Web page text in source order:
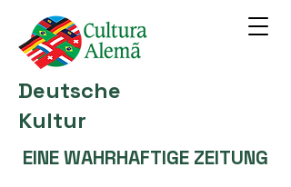
Deutsche
Kultur
EINE WAHRHAFTIGE ZEITUNG